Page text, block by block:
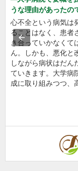
うな理由があったの
心不全という病気は
ることはなく、患者
き合っていかなくて
ん。しかも、悪化と
しながら病状はだん
ていきます。大学病
成に取り組みつつ、